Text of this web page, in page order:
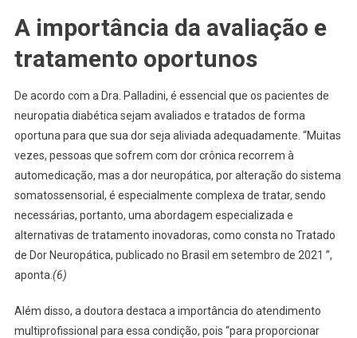
A importância da avaliação e
tratamento oportunos
De acordo com a Dra. Palladini, é essencial que os pacientes de
neuropatia diabética sejam avaliados e tratados de forma
oportuna para que sua dor seja aliviada adequadamente. “Muitas
vezes, pessoas que sofrem com dor crônica recorrem à
automedicação, mas a dor neuropática, por alteração do sistema
somatossensorial, é especialmente complexa de tratar, sendo
necessárias, portanto, uma abordagem especializada e
alternativas de tratamento inovadoras, como consta no Tratado
de Dor Neuropática, publicado no Brasil em setembro de 2021 ”,
aponta. (6)
Além disso, a doutora destaca a importância do atendimento
multiprofissional para essa condição, pois “para proporcionar